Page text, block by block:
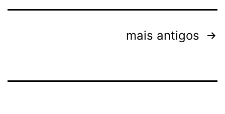
posts
mais antigos